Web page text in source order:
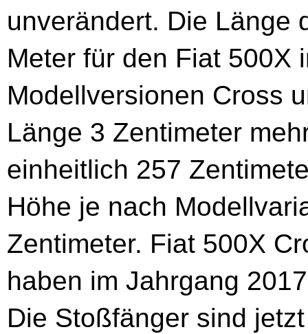
unverändert. Die Länge
Meter für den Fiat 500X
Modellversionen Cross
Länge 3 Zentimeter
einheitlich 257
Höhe je nach
Zentimeter. Fiat 500X
haben im Jahrgang
Die Stoßfänger sind